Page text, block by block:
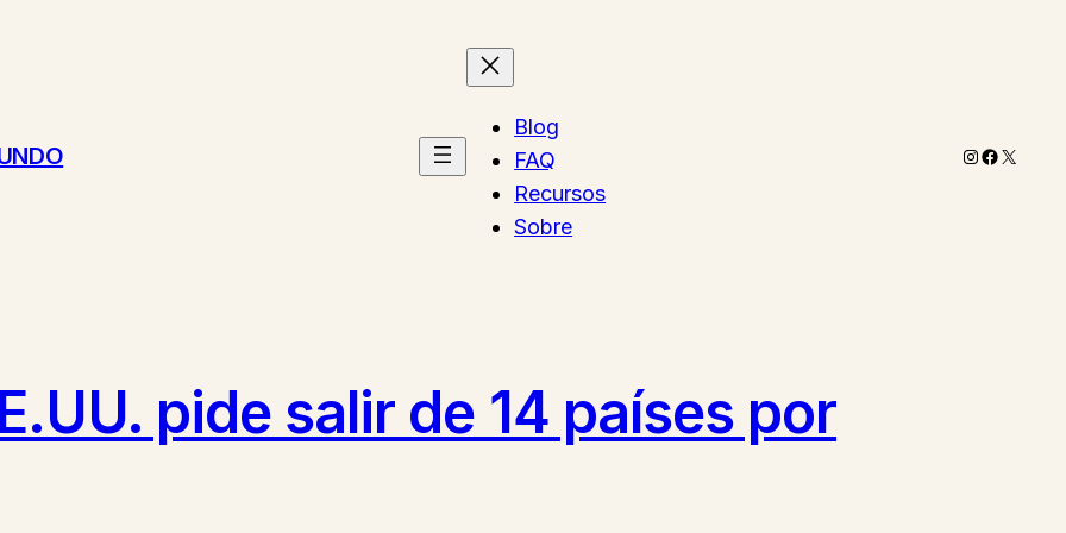
Blog
FAQ
Recursos
Sobre
Instagram
X
pide salir de 14 países por